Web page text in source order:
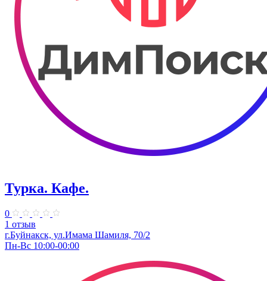
Турка. ​Кафе.
0
1 отзыв
г.Буйнакск, ул.​Имама Шамиля, 70/2
Пн-Вс 10:00-00:00